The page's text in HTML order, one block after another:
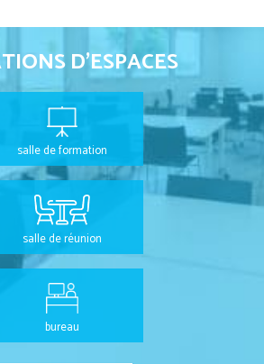
D'ESPACES
salle de formation
salle de réunion
bureau